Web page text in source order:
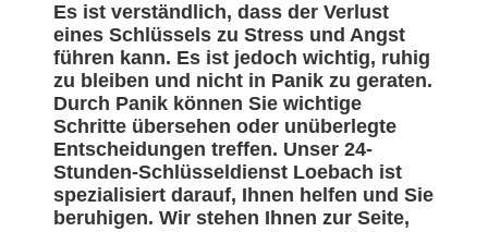
Es ist verständlich, dass der Verlust
eines Schlüssels zu Stress und Angst
führen kann. Es ist jedoch wichtig, ruhig
zu bleiben und nicht in Panik zu geraten.
Durch Panik können Sie wichtige
Schritte übersehen oder unüberlegte
Entscheidungen treffen. Unser 24-
Stunden-Schlüsseldienst Loebach ist
spezialisiert darauf, Ihnen helfen und Sie
beruhigen. Wir stehen Ihnen zur Seite,